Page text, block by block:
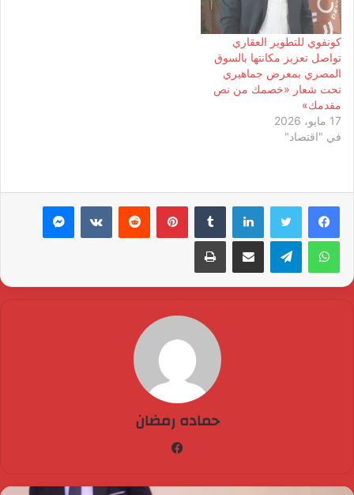
كونفوي للتطوير العقاري
تواصل تعزيز مكانتها بالسوق
المصري بمعرض جماهيري
تحت شعار «خصمك من نص
مقدمك»
17 مايو، 2026
في "اقتصاد"
لينكدإن بينتيريست ماسنجر
واتساب تيلقرام مشاركة عبر البريد طباعة
حماده رمضان